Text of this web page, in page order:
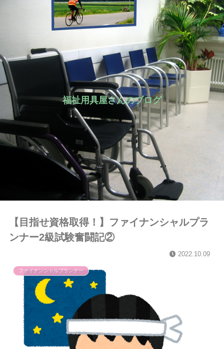
福祉用具屋さんのブログ
【目指せ資格取得！】ファイナンシャルプラ
ンナー2級試験奮闘記②
2022.10.09
ファイナンシャルプランナー